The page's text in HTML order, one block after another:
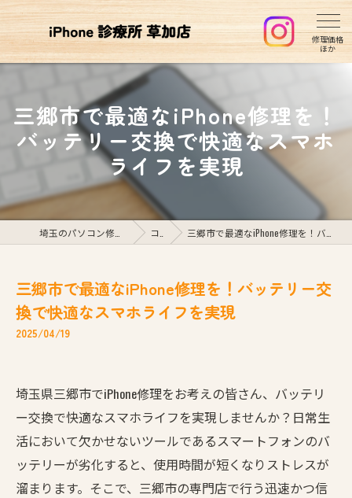
三郷市で最適なiPhone修理を！
バッテリー交換で快適なスマホ
ライフを実現
コラム 三郷市で最適なiPhone修理を！バッテリー交換で快適なスマホライフを実現
三郷市で最適なiPhone修理を！バッテリー交
換で快適なスマホライフを実現
2025/04/19
埼玉県三郷市でiPhone修理をお考えの皆さん、バッテリ
ー交換で快適なスマホライフを実現しませんか？日常生
活において欠かせないツールであるスマートフォンのバ
ッテリーが劣化すると、使用時間が短くなりストレスが
溜まります。そこで、三郷市の専門店で行う迅速かつ信